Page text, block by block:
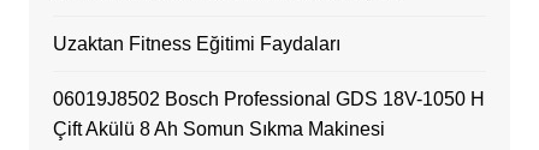
Uzaktan Fitness Eğitimi Faydaları
06019J8502 Bosch Professional GDS 18V-1050 H
Çift Akülü 8 Ah Somun Sıkma Makinesi